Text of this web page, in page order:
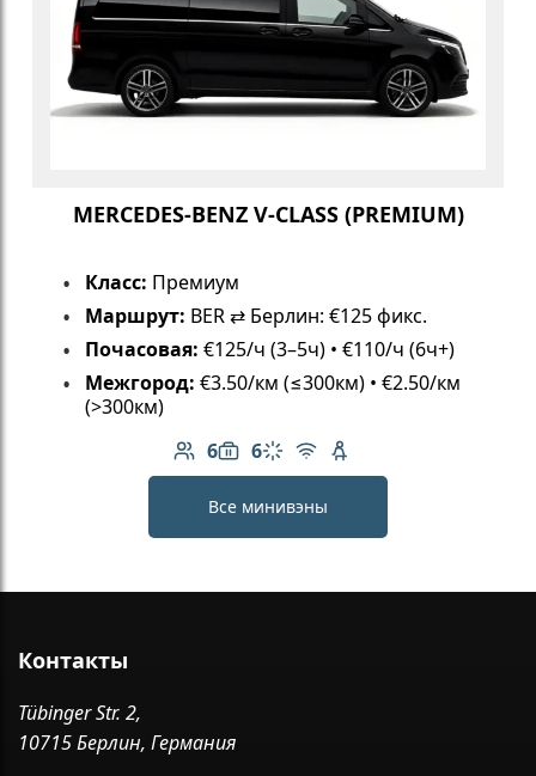
MERCEDES-BENZ V-CLASS (PREMIUM)
Класс: Премиум
Маршрут: BER ⇄ Берлин: €125 фикс.
Почасовая: €125/ч (3–5ч) • €110/ч (6ч+)
Межгород: €3.50/км (≤300км) • €2.50/км
(>300км)
6
Количество пассажиров: 6
6
Вместимость багажа: 6
Климат-контроль
Бесплатный Wi-Fi
Детское кресло
Все минивэны
Контакты
Tübinger Str. 2,
10715 Берлин, Германия